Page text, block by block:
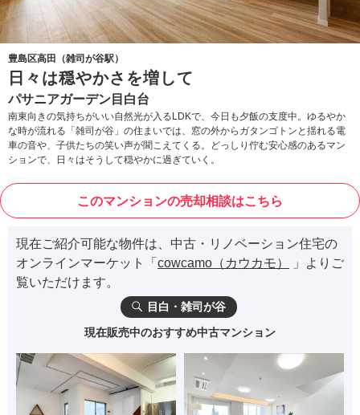
豊島区高田（雑司が谷駅）
日々は穏やかさを増して
パサニアガーデン目白台
南東向きの気持ちがいい自然光が入るLDKで、今日も夕飯の支度中。ゆるやか
な時が流れる「雑司が谷」の住まいでは、窓の外からガタンゴトンと揺れる電
車の音や、子供たちの笑い声が聞こえてくる。どっしり佇む安心感のあるマン
ションで、日々はそうして穏やかに過ぎていく。
このマンションの売却相談はこちら
現在ご紹介可能な物件は、中古・リノベーション住宅の
オンラインマーケット「 cowcamo（カウカモ）
」よりご
覧いただけます。
目白・雑司が谷
現在販売中のおすすめ中古マンション